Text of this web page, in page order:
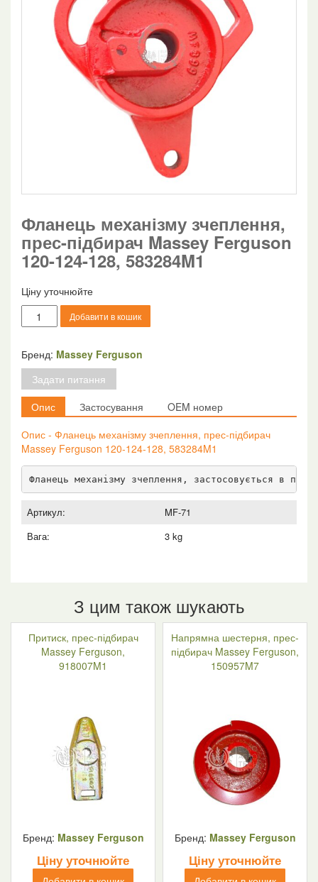
Фланець механізму зчеплення,
прес-підбирач Massey Ferguson
120-124-128, 583284M1
Ціну уточнюйте
Фланець
механізму
прес-
підбирач
Massey
Ferguson
120-
128,
583284M1
кількість
Добавити в кошик
Бренд: Massey Ferguson
Задати питання
Опис
Застосування
OEM номер
Опис - Фланець механізму зчеплення, прес-підбирач
Massey Ferguson 120-124-128, 583284M1
Фланець механізму зчеплення, застосовується в
Артикул:
MF-71
Вага:
3 kg
З цим також шукають
Притиск, прес-підбирач
Massey Ferguson,
918007M1
Бренд: Massey Ferguson
Ціну уточнюйте
Напрямна шестерня, прес-
підбирач Massey Ferguson,
150957M7
Бренд: Massey Ferguson
Ціну уточнюйте